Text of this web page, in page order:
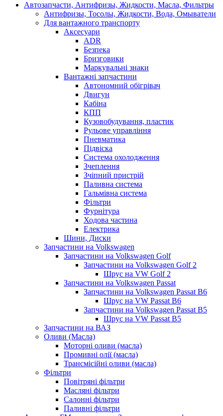
Автозапчасти, Антифризы, Жидкости, Масла, Фильтры
Антифризы, Тосолы, Жидкости, Вода, Омыватели
Для вантажного транспорту
Аксесуари
ADR
Безпека
Бризговики
Маркувальні знаки
Вантажні запчастини
Автономний обігрівач
Двигун
Кабіна
КПП
Кузовобудування, пластик
Рульове управління
Пневматика
Підвіска
Система охолодження
Зчеплення
Зчіпний пристрій
Паливна система
Гальмівна система
Фільтри
Фурнітура
Ходова частина
Електрика
Шини, Диски
Запчастини на Volkswagen
Запчастини на Volkswagen Golf
Запчастини на Volkswagen Golf 2
Шрус на VW Golf 2
Запчастини на Volkswagen Passat
Запчастини на Volkswagen Passat B6
Шрус на VW Passat B6
Запчастини на Volkswagen Passat B5
Шрус на VW Passat B5
Запчастини на ВАЗ
Оливи (Масла)
Моторні оливи (масла)
Промивні олії (масла)
Трансмісійні оливи (масла)
Фільтри
Повітряні фільтри
Масляні фільтри
Салонні фільтри
Паливні фільтри